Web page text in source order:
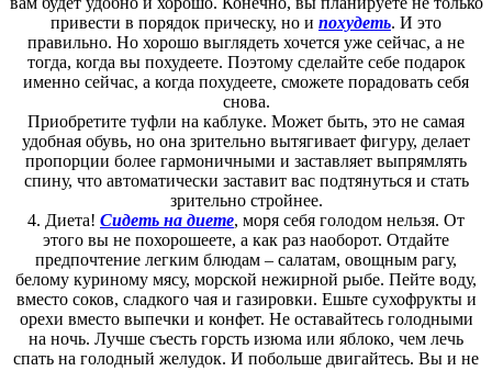
привести в порядок прическу, но и похудеть. И это
правильно. Но хорошо выглядеть хочется уже сейчас, а не
тогда, когда вы похудеете. Поэтому сделайте себе подарок
именно сейчас, а когда похудеете, сможете порадовать себя
снова.
Приобретите туфли на каблуке. Может быть, это не самая
удобная обувь, но она зрительно вытягивает фигуру, делает
пропорции более гармоничными и заставляет выпрямлять
спину, что автоматически заставит вас подтянуться и стать
зрительно стройнее.
4. Диета! Сидеть на диете, моря себя голодом нельзя. От
этого вы не похорошеете, а как раз наоборот. Отдайте
предпочтение легким блюдам – салатам, овощным рагу,
белому куриному мясу, морской нежирной рыбе. Пейте воду,
вместо соков, сладкого чая и газировки. Ешьте сухофрукты и
орехи вместо выпечки и конфет. Не оставайтесь голодными
на ночь. Лучше съесть горсть изюма или яблоко, чем лечь
спать на голодный желудок. И побольше двигайтесь. Вы и не